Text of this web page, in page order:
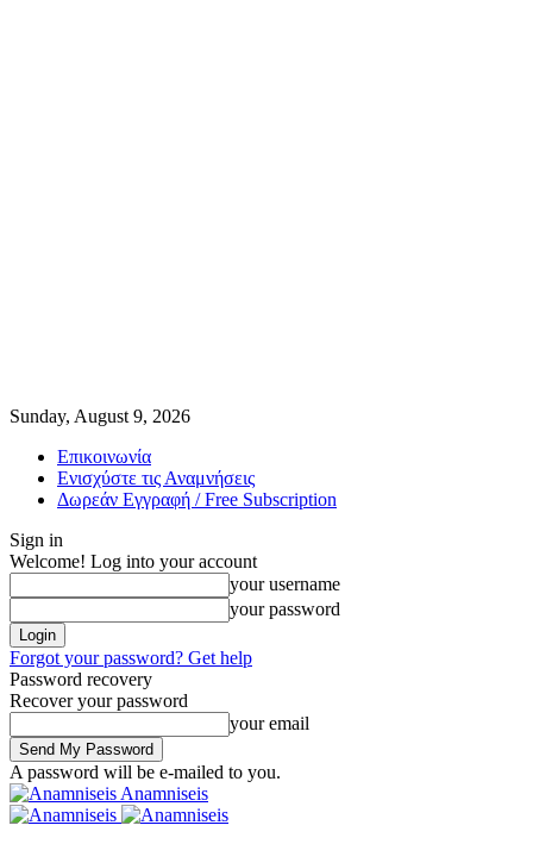
Sunday, August 9, 2026
Επικοινωνία
Ενισχύστε τις Αναμνήσεις
Δωρεάν Εγγραφή / Free Subscription
Sign in
Welcome! Log into your account
your username
your password
Forgot your password? Get help
Password recovery
Recover your password
your email
A password will be e-mailed to you.
Anamniseis